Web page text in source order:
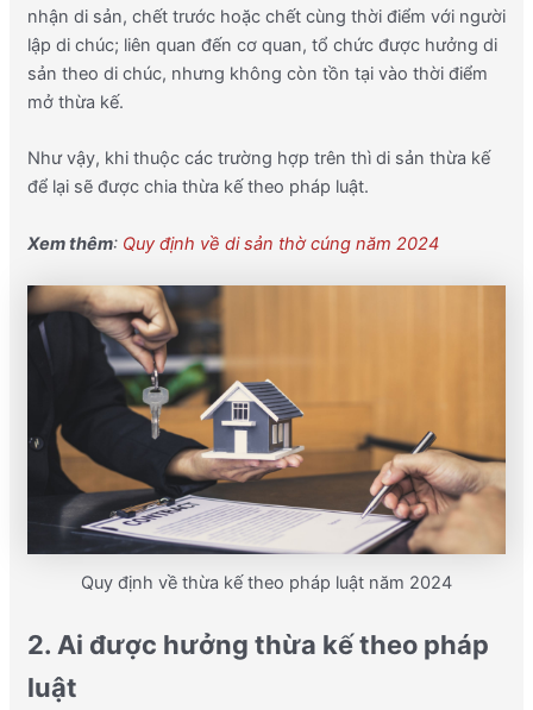
nhận di sản, chết trước hoặc chết cùng thời điểm với người
lập di chúc; liên quan đến cơ quan, tổ chức được hưởng di
sản theo di chúc, nhưng không còn tồn tại vào thời điểm
mở thừa kế.
Như vậy, khi thuộc các trường hợp trên thì di sản thừa kế
để lại sẽ được chia thừa kế theo pháp luật.
Xem thêm: Quy định về di sản thờ cúng năm 2024
Quy định về thừa kế theo pháp luật năm 2024
2. Ai được hưởng thừa kế theo pháp
luật